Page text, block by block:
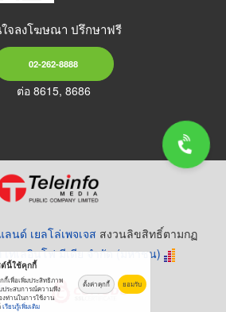
จลงโฆษณา ปรึกษาฟรี
02-262-8888
ต่อ 8615, 8686
ลนด์ เยลโล่เพจเจส สงวนลิขสิทธิ์ตามกฏ
เทเลอินโฟ มีเดีย จำกัด (มหาชน)
ต์นี้ใช้คุกกี้
กี้เพื่อเพิ่มประสิทธิภาพ
ประสบการณ์ความพึง
งท่านในการใช้งาน
เรียนรู้เพิ่มเติม
ตั้งค่าคุกกี้ ยอมรับ